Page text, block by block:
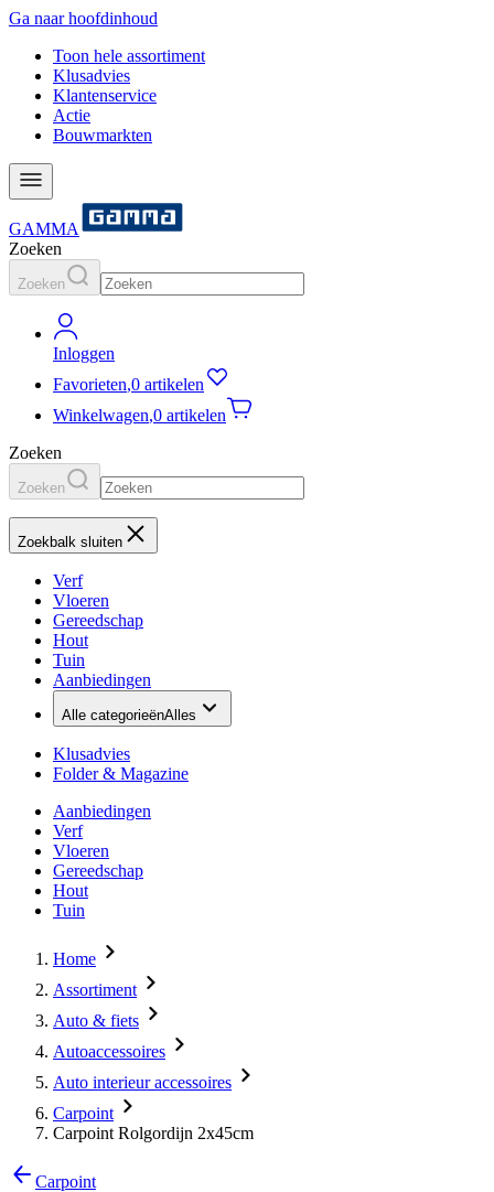
Ga naar hoofdinhoud
Toon hele assortiment
Klusadvies
Klantenservice
Actie
Bouwmarkten
GAMMA
Zoeken
Zoeken
Inloggen
Favorieten,0 artikelen
Winkelwagen,0 artikelen
Zoeken
Zoeken
Zoekbalk sluiten
Verf
Vloeren
Gereedschap
Hout
Tuin
Aanbiedingen
Alle categorieënAlles
Klusadvies
Folder & Magazine
Aanbiedingen
Verf
Vloeren
Gereedschap
Hout
Tuin
Home
Assortiment
Auto & fiets
Autoaccessoires
Auto interieur accessoires
Carpoint
Carpoint Rolgordijn 2x45cm
Carpoint